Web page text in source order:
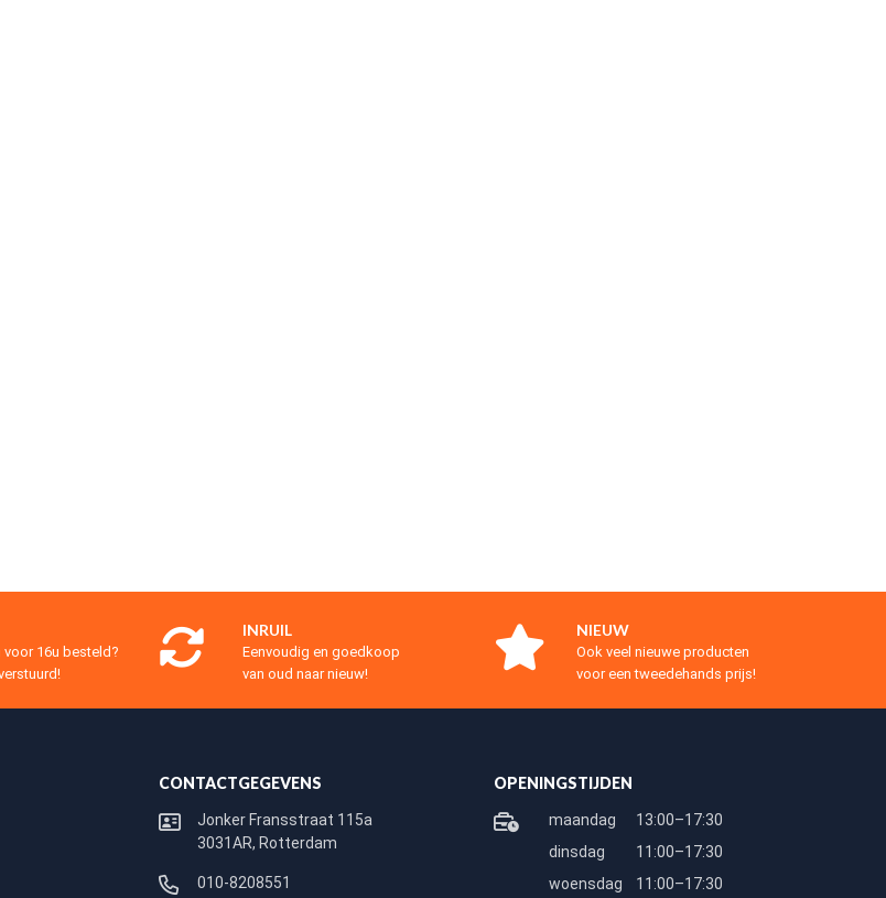
16u besteld?
INRUIL
Eenvoudig en goedkoop
van oud naar nieuw!
NIEUW
Ook veel nieuwe producten
voor een tweedehands prijs!
CONTACTGEGEVENS
Jonker Fransstraat 115a
3031AR, Rotterdam
010-8208551
OPENINGSTIJDEN
maandag
13:00–17:30
dinsdag
11:00–17:30
woensdag
11:00–17:30